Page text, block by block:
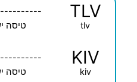
TLV
tlv
טיסה
KIV
kiv
טיסה